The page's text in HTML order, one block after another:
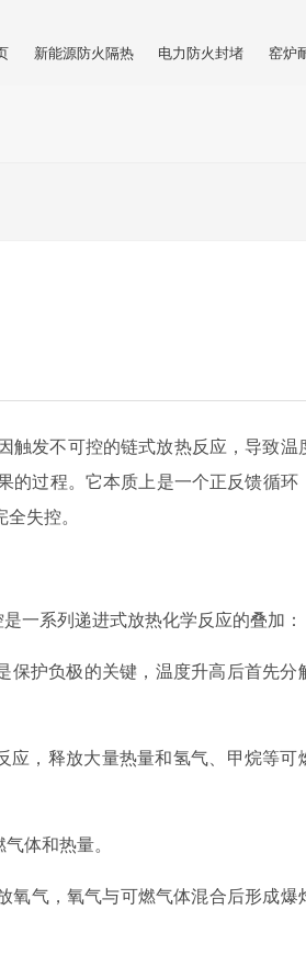
新能源防火隔热 电力防火封堵 窑炉
触发不可控的链式放热反应，导致温
的过程。它本质上是一个正反馈循环
失控。
一系列递进式放热化学反应的叠加：
护负极的关键，温度升高后首先分
，释放大量热量和氢气、甲烷等可
体和热量。
气，氧气与可燃气体混合后形成爆